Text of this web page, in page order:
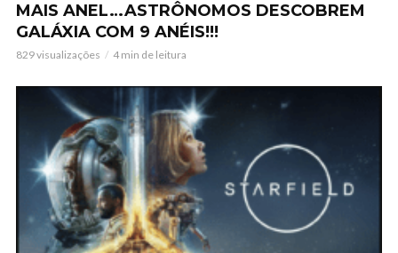
MAIS ANEL…ASTRÔNOMOS DESCOBREM
GALÁXIA COM 9 ANÉIS!!!
829 visualizações 4 min de leitura